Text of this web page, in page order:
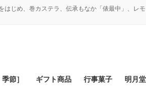
じめ、巻カステラ、伝承もなか「俵最中」、レ
節］ ギフト商品 行事菓子 明月